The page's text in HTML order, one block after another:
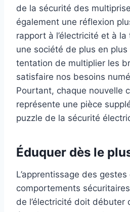
de la sécurité des
également une réflexion
rapport à l’électricité et à
une société de plus en
tentation de multiplier les
satisfaire nos besoins
Pourtant, chaque nouvelle
représente une pièce
puzzle de la sécurité
Éduquer dès le
L’apprentissage des
comportements
de l’électricité doit débuter